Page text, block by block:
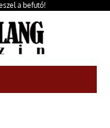
a befutó!